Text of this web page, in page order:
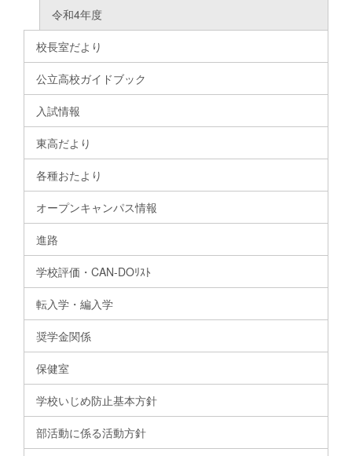
令和4年度
校長室だより
公立高校ガイドブック
入試情報
東高だより
各種おたより
オープンキャンパス情報
進路
学校評価・CAN-DOﾘｽﾄ
転入学・編入学
奨学金関係
保健室
学校いじめ防止基本方針
部活動に係る活動方針